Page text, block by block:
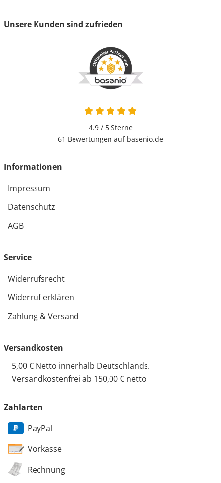
Unsere Kunden sind zufrieden
4.9 / 5Sterne
61 Bewertungen auf basenio.de
Informationen
Impressum
Datenschutz
AGB
Service
Widerrufsrecht
Widerruf erklären
Zahlung & Versand
Versandkosten
5,00 € Netto innerhalb Deutschlands.
Versandkostenfrei ab 150,00 € netto
Zahlarten
PayPal
Vorkasse
Rechnung